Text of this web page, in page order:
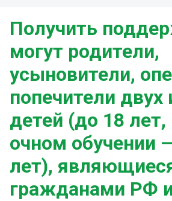
Получить
могут родители,
усыновители,
попечители двух
детей (до 18 лет,
очном обучении
лет),
гражданами РФ